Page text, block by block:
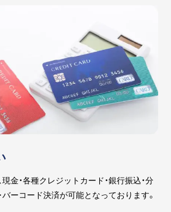
金・各種クレジットカード・銀行振込・分
バーコード決済が可能となっております。